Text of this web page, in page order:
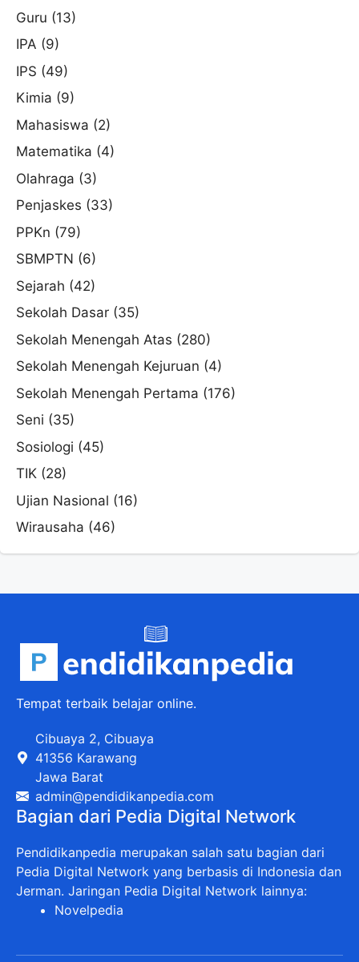
Guru (13)
IPA (9)
IPS (49)
Kimia (9)
Mahasiswa (2)
Matematika (4)
Olahraga (3)
Penjaskes (33)
PPKn (79)
SBMPTN (6)
Sejarah (42)
Sekolah Dasar (35)
Sekolah Menengah Atas (280)
Sekolah Menengah Kejuruan (4)
Sekolah Menengah Pertama (176)
Seni (35)
Sosiologi (45)
TIK (28)
Ujian Nasional (16)
Wirausaha (46)
Tempat terbaik belajar online.
Cibuaya 2, Cibuaya
41356 Karawang
Jawa Barat
admin@pendidikanpedia.com
Bagian dari Pedia Digital Network
Pendidikanpedia merupakan salah satu bagian dari
Pedia Digital Network yang berbasis di Indonesia dan
Jerman. Jaringan Pedia Digital Network lainnya:
Novelpedia